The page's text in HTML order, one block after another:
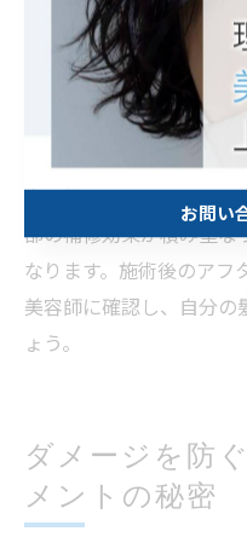
が必要です。高温を避け
メージ予防につながり
にブラッシングしない
定期的にサロンでのメン
部の補修効果が積み重な
なります。施術後のアフ
美容師に確認し、自分の
ょう。
ダメージを防
メントの秘密
お問い
お問い